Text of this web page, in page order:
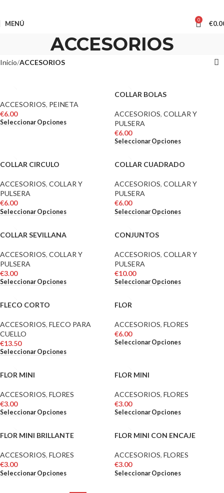
MENÚ 0 €
ACCESORIOS
Inicio ACCESORIOS
ACCESORIOS, PEINETA
€6.00
Seleccionar Opciones
COLLAR BOLAS
ACCESORIOS, COLLAR Y
PULSERA
€6.00
Seleccionar Opciones
COLLAR CIRCULO
ACCESORIOS, COLLAR Y
PULSERA
€6.00
Seleccionar Opciones
COLLAR CUADRADO
ACCESORIOS, COLLAR Y
PULSERA
€6.00
Seleccionar Opciones
COLLAR SEVILLANA
ACCESORIOS, COLLAR Y
PULSERA
€3.00
Seleccionar Opciones
CONJUNTOS
ACCESORIOS, COLLAR Y
PULSERA
€10.00
Seleccionar Opciones
FLECO CORTO
ACCESORIOS, FLECO PARA
CUELLO
€13.50
Seleccionar Opciones
FLOR
ACCESORIOS, FLORES
€6.00
Seleccionar Opciones
FLOR MINI
ACCESORIOS, FLORES
€3.00
Seleccionar Opciones
FLOR MINI
ACCESORIOS, FLORES
€3.00
Seleccionar Opciones
FLOR MINI BRILLANTE
ACCESORIOS, FLORES
€3.00
Seleccionar Opciones
FLOR MINI CON ENCAJE
ACCESORIOS, FLORES
€3.00
Seleccionar Opciones